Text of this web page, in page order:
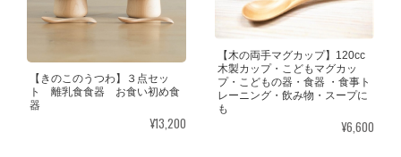
【きのこのうつわ】３点セッ
ト 離乳食食器 お食い初め食
器
¥13,200
【木の両手マグカップ】120cc
木製カップ・こどもマグカッ
プ・こどもの器・食器 ・食事ト
レーニング・飲み物・スープに
も
¥6,600